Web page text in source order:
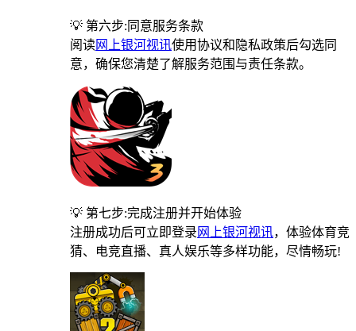
💡 第六步:同意服务条款
阅读网上银河视讯使用协议和隐私政策后勾选同
意，确保您清楚了解服务范围与责任条款。
💡 第七步:完成注册并开始体验
注册成功后可立即登录 网上银河视讯，体验体育竞
猜、电竞直播、真人娱乐等多样功能，尽情畅玩!